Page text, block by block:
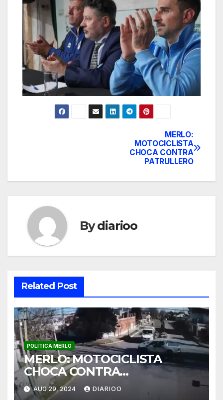
MERLO:
MOTOCICLISTA
CHOCA CONTRA
PATRULLERO
Bydiarioo
Related Post
POLÍTICA MERLO
MERLO: MOTOCICLISTA
CHOCA CONTRA
PATRULLERO
AUG 29, 2024 DIARIOO